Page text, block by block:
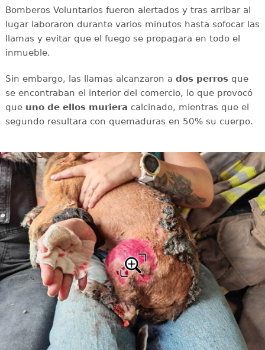
Bomberos Voluntarios fueron alertados y tras arribar al
lugar laboraron durante varios minutos hasta sofocar las
llamas y evitar que el fuego se propagara en todo el
inmueble.
Sin embargo, las llamas alcanzaron a dos perrosque
se encontraban el interior del comercio, lo que provocó
que uno de ellos muriera calcinado, mientras que el
segundo resultara con quemaduras en 50% su cuerpo.